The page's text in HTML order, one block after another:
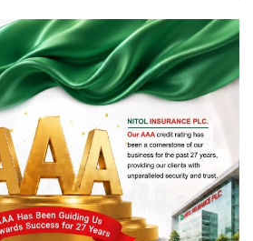
বিদায়ী সপ্তাহে দর পতনের শীর্ষে এস
আলম কোল্ড রোল্ড
বিদায়ী সপ্তাহে দর বৃদ্ধির শীর্ষে ফারইস্ট
ফাইন্যান্স
বিদায়ী সপ্তাহে লেনদেনের শীর্ষে শার্প
ইন্ডাস্ট্রিজ